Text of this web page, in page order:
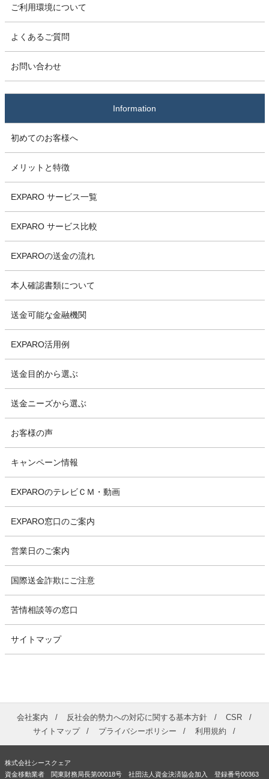
ご利用環境について
よくあるご質問
お問い合わせ
Information
初めてのお客様へ
メリットと特徴
EXPARO サービス一覧
EXPARO サービス比較
EXPAROの送金の流れ
本人確認書類について
送金可能な金融機関
EXPARO活用例
送金目的から選ぶ
送金ニーズから選ぶ
お客様の声
キャンペーン情報
EXPAROのテレビＣＭ・動画
EXPARO窓口のご案内
営業日のご案内
国際送金詐欺にご注意
苦情相談等の窓口
サイトマップ
会社案内 反社会的勢力への対応に関する基本方針
CSR
サイトマップ
プライバシーポリシー 利用規約
株式会社シースクェア
資金移動業者 関東財務局長第00018号 社団法人資金決済協会加入 登録番号00363